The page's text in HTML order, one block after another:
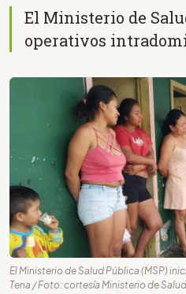
El Ministerio de
operativos
El Ministerio de Salud Pública (MSP)
Tena / Foto: cortesía Ministerio de Salud